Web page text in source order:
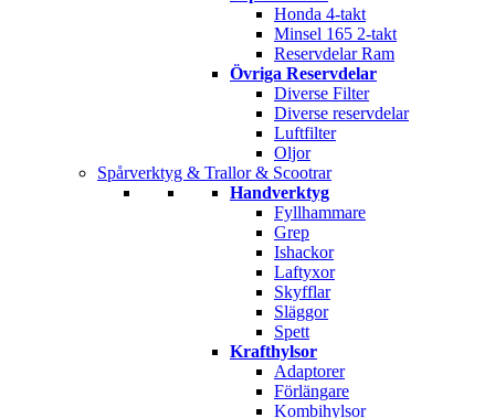
Honda 4-takt
Minsel 165 2-takt
Reservdelar Ram
Övriga Reservdelar
Diverse Filter
Diverse reservdelar
Luftfilter
Oljor
Spårverktyg & Trallor & Scootrar
Handverktyg
Fyllhammare
Grep
Ishackor
Laftyxor
Skyfflar
Släggor
Spett
Krafthylsor
Adaptorer
Förlängare
Kombihylsor